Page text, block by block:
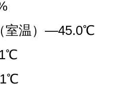
室温）—45.0℃